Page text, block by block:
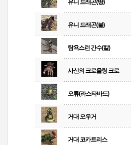
유니 드래곤(땅)
유니 드래곤(불)
탐욕스런 간수(칼)
사신의 크로울링 크로
오튜(라스타바드)
거대 오우거
거대 코카트리스